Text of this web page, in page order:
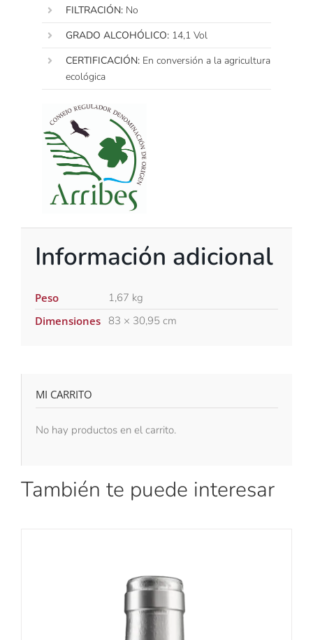
FILTRACIÓN: No
GRADO ALCOHÓLICO: 14,1 Vol
CERTIFICACIÓN: En conversión a la agricultura
ecológica
Información adicional
Peso
1,67 kg
Dimensiones
83 × 30,95 cm
MI CARRITO
No hay productos en el carrito.
También te puede interesar